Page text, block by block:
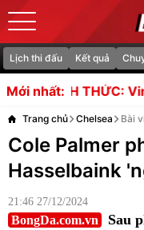
Lịch thi đấu Kết quả
Mới nhất:
Vinicius gia hạn
Trang chủ Chelsea Bài
Cole Palmer
Hasselbaink
21:46 27/12/2024
BongDa.com.vn
Sau